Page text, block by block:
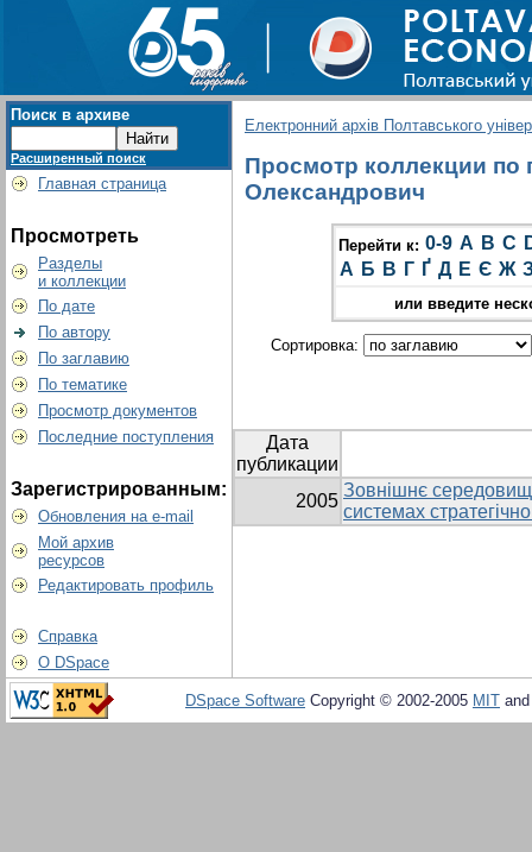
Поиск в архиве
Расширенный поиск
Главная страница
Просмотреть
Разделы
и коллекции
По дате
По автору
По заглавию
По тематике
Просмотр документов
Последние поступления
Зарегистрированным:
Обновления на e-mail
Мой архив
ресурсов
Редактировать профиль
Справка
О DSpace
Електронний архів Полтавського
Просмотр коллекции по
Олександрович
Перейти к: 0-9 A B C
А Б В Г Ґ Д Е Є Ж
или введите
Сортировка:
Дата
публикации
2005
Зовнішнє
системах
DSpace Software Copyright © 2002-2005 MIT